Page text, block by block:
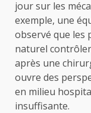
jour sur les
exemple, une
observé que les
naturel
après une
ouvre des
en milieu
insuffisante.